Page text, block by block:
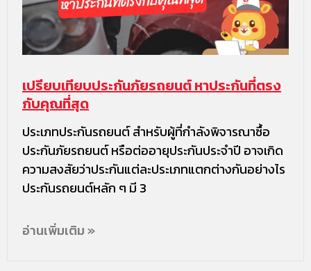
เปรียบเทียบประกันภัยรถยนต์ หาประกันที่ตรง
กับคุณที่สุด
ประเภทประกันรถยนต์ สำหรับผู้ที่กำลังพิจารณาซื้อ
ประกันภัยรถยนต์ หรือต่ออายุประกันประจำปี อาจเกิด
ความสงสัยว่าประกันแต่ละประเภทแตกต่างกันอย่างไร
ประกันรถยนต์หลัก ๆ มี 3
อ่านเพิ่มเติม »